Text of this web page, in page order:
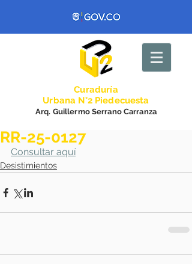
Curaduría
Urbana N°2 Piedecuesta
Arq. Guillermo Serrano Carranza
RR-25-0127
Consultar aquí
Desistimientos